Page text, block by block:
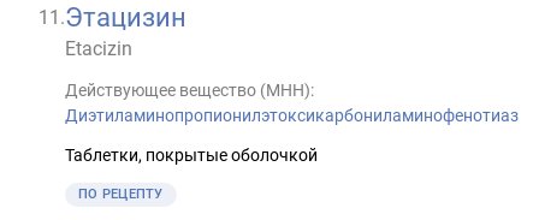
11 .Этацизин
Etacizin
Действующее вещество (МНН):
Диэтиламинопропионилэтоксикарбониламинофенотиазин
Таблетки, покрытые оболочкой
ПО РЕЦЕПТУ